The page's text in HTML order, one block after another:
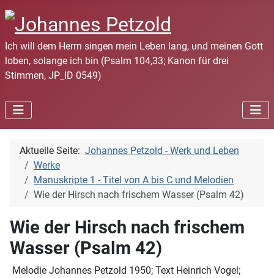
Ich will dem Herrn singen mein Leben lang, und meinen Gott
loben, solange ich bin (Psalm 104,33; Kanon für drei
Stimmen, JP_ID 0549)
Aktuelle Seite: Johannes Petzold - Werk und Leben
Werke
Manuskripte 1 - Titel von A bis C und Melodien
Wie der Hirsch nach frischem Wasser (Psalm 42)
Wie der Hirsch nach frischem
Wasser (Psalm 42)
Melodie Johannes Petzold 1950; Text Heinrich Vogel;